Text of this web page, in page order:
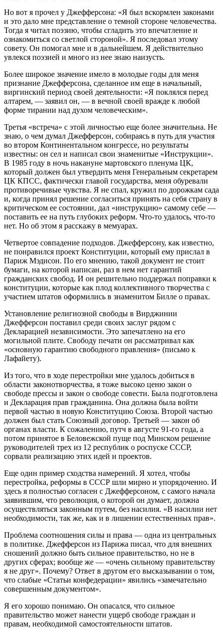
Но вот я прочел у Джефферсона: «Я был вскормлен законами
и это дало мне представление о темной стороне человечества.
Тогда я читал поэзию, чтобы сгладить это впечатление и
ознакомиться со светлой стороной». Я последовал этому
совету. Он помогал мне и в дальнейшем. Я действительно
увлекся поэзией и много из нее знаю наизусть.
Более широкое значение имело в молодые годы для меня
признание Джефферсона, сделанное им еще в начальный,
виргинский период своей деятельности: «Я поклялся перед
алтарем, — заявил он, — в вечной своей вражде к любой
форме тирании над духом человеческим».
Третья «встреча» с этой личностью еще более значительна. Не
знаю, о чем думал Джефферсон, собираясь в путь для участия
во втором Континентальном конгрессе, но результаты
известны: он сел и написал свои знаменитые «Инструкции».
В 1985 году в ночь накануне мартовского пленума ЦК,
который должен был утвердить меня Генеральным секретарем
ЦК КПСС, фактически главой государства, меня обуревали
противоречивые чувства. Я не спал, кружил по дорожкам сада
и, когда принял решение согласиться принять на себя страну в
критическом ее состоянии, дал «инструкцию» самому себе —
поставить ее на путь глубоких реформ. Что-то удалось, что-то
нет. Но об этом я расскажу в мемуарах.
Четвертое совпадение подходов. Джефферсону, как известно,
не понравился проект Конституции, который ему прислал в
Париж Мэдисон. По его мнению, такой документ не стоит
бумаги, на которой написан, раз в нем нет гарантий
гражданских свобод. И он решительно поддержал поправки к
конституции, которые как плод коллективного творчества с
участием штатов оформились в знаменитом Билле о правах.
Установление религиозной свободы в Вирджинии
Джефферсон поставил среди своих заслуг рядом с
Декларацией независимости. Это запечатлено на его
могильной плите. Свободу печати он рассматривал как
«основную гарантию свободного правления» (письмо к
Лафайету).
Из того, что в ходе перестройки мне удалось добиться в
области законотворчества, я тоже высоко ценю закон о
свободе прессы и закон о свободе совести. Была подготовлена
и Декларация прав гражданина. Она должна была войти
первой частью в новую Конституцию Союза. Второй частью
должен был стать Союзный договор. Третьей — закон об
органах власти. К сожалению, путч в августе 91-го года, а
потом принятое в Беловежской пуще под Минском решение
руководителей трех из 12 республик о роспуске СССР,
сорвали реализацию этих идей и проектов.
Еще один пример сходства намерений. Я хотел, чтобы
перестройка, реформы в СССР шли мирно и упорядоченно. И
здесь я полностью согласен с Джефферсоном, с самого начала
заявившим, что революция, о которой он думает, должна
осуществляться законным путем, без насилия. «В насилии нет
необходимости, так же, как и в лишении естественных прав».
Проблема соотношения силы и права — одна из центральных
в политике. Джефферсон из Парижа писал, что для внешних
сношений должно быть сильное правительство, но не в
других сферах; вообще же — «очень сильному правительству
я не друг». Почему? Ответ в другом его высказывании о том,
что слабые «Статьи конфедерации» явились «замечательно
совершенным документом».
Я его хорошо понимаю. Он опасался, что сильное
правительство может нанести ущерб свободе граждан и
правам, необходимой самостоятельности штатов.